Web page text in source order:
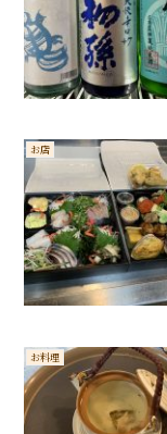
お店
お料理